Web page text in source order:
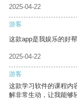
2025-04-22
游客
这款app是我娱乐的好
2025-04-22
游客
这款学习软件的课程内
解非常生动，让我能够